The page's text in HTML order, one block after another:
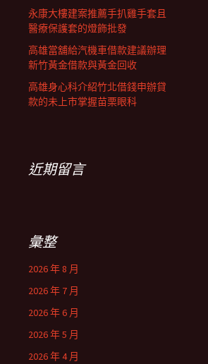
永康大樓建案推薦手扒雞手套且
醫療保護套的燈飾批發
高雄當舖給汽機車借款建議辦理
新竹黃金借款與黃金回收
高雄身心科介紹竹北借錢申辦貸
款的未上市掌握苗栗眼科
近期留言
彙整
2026 年 8 月
2026 年 7 月
2026 年 6 月
2026 年 5 月
2026 年 4 月